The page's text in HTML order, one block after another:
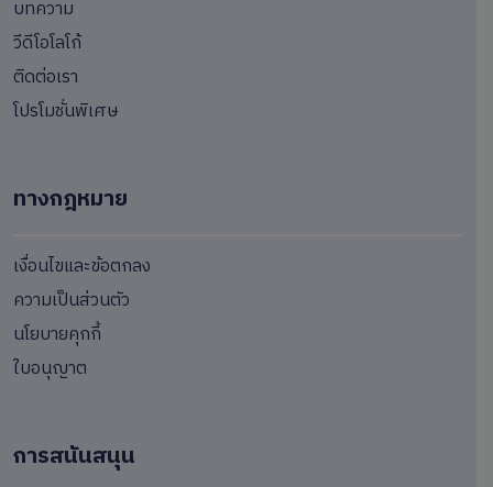
บทความ
วีดีโอโลโก้
ติดต่อเรา
โปรโมชั่นพิเศษ
ทางกฎหมาย
เงื่อนไขและข้อตกลง
ความเป็นส่วนตัว
นโยบายคุกกี้
ใบอนุญาต
การสนันสนุน